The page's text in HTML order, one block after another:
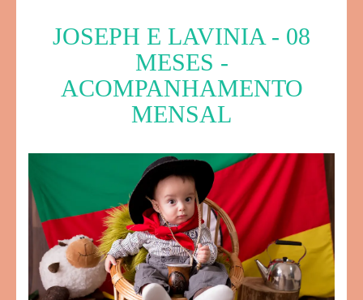
JOSEPH E LAVINIA - 08
MESES -
ACOMPANHAMENTO
MENSAL